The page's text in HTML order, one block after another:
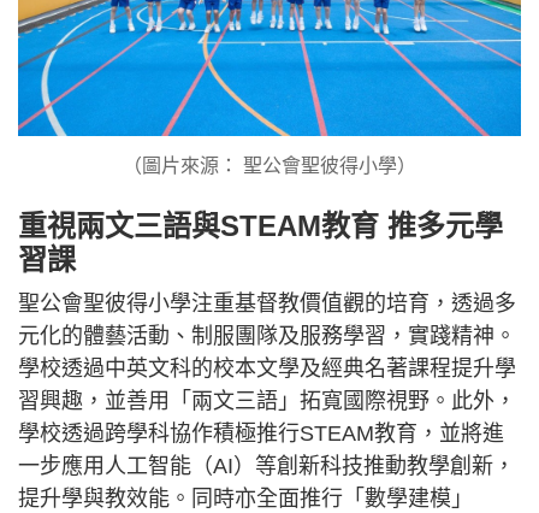
（圖片來源： 聖公會聖彼得小學）
重視兩文三語與STEAM教育 推多元學
習課
聖公會聖彼得小學注重基督教價值觀的培育，透過多
元化的體藝活動、制服團隊及服務學習，實踐精神。
學校透過中英文科的校本文學及經典名著課程提升學
習興趣，並善用「兩文三語」拓寬國際視野。此外，
學校透過跨學科協作積極推行STEAM教育，並將進
一步應用人工智能（AI）等創新科技推動教學創新，
提升學與教效能。同時亦全面推行「數學建模」